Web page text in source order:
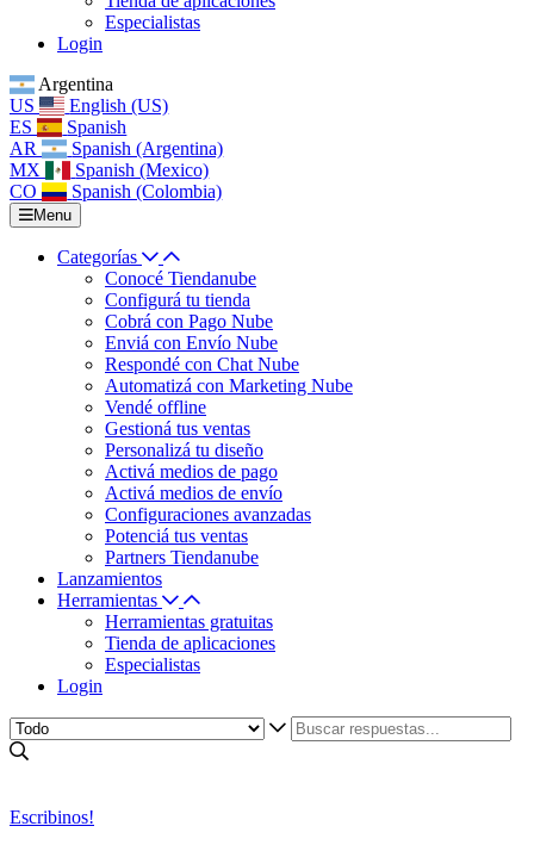
Especialistas
Login
Argentina
US
English (US)
ES
Spanish
AR
Spanish (Argentina)
MX
Spanish (Mexico)
CO
Spanish (Colombia)
Menu
Categorías
Conocé Tiendanube
Configurá tu tienda
Cobrá con Pago Nube
Enviá con Envío Nube
Respondé con Chat Nube
Automatizá con Marketing Nube
Vendé offline
Gestioná tus ventas
Personalizá tu diseño
Activá medios de pago
Activá medios de envío
Configuraciones avanzadas
Potenciá tus ventas
Partners Tiendanube
Lanzamientos
Herramientas
Herramientas gratuitas
Tienda de aplicaciones
Especialistas
Login
Escribinos!